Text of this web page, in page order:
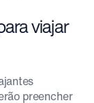
viajar
preencher